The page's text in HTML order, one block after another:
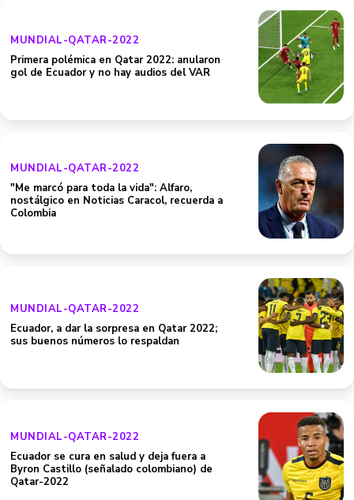
MUNDIAL-QATAR-2022
Primera polémica en Qatar 2022: anularon
gol de Ecuador y no hay audios del VAR
MUNDIAL-QATAR-2022
"Me marcó para toda la vida": Alfaro,
nostálgico en Noticias Caracol, recuerda a
Colombia
MUNDIAL-QATAR-2022
Ecuador, a dar la sorpresa en Qatar 2022;
sus buenos números lo respaldan
MUNDIAL-QATAR-2022
Ecuador se cura en salud y deja fuera a
Byron Castillo (señalado colombiano) de
Qatar-2022